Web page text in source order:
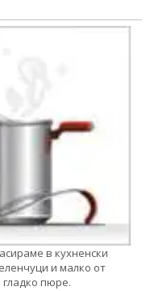
в кухненски
и малко от
пюре.